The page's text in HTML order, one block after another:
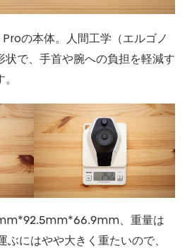
の本体。人間工学（エルゴノ
状で、手首や腕への負担を軽減す
、重量は
にはやや大きく重たいので、